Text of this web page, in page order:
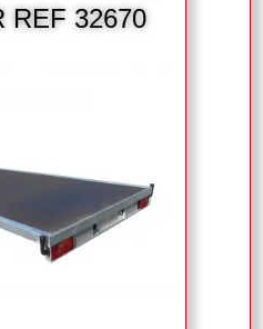
REF 32670